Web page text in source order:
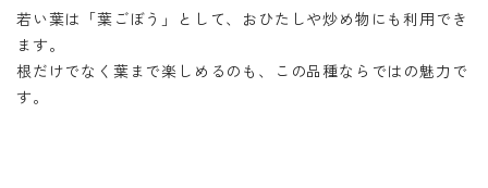
若い葉は「葉ごぼう」として、おひたしや炒め物にも利用でき
ます。
根だけでなく葉まで楽しめるのも、この品種ならではの魅力で
す。